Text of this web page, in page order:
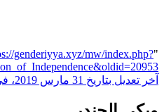
"
genderiyya.xyz/mw/index.php?
آخر تعديل بتاريخ 31 مارس 2019، في 13:20